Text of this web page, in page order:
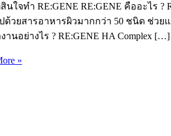
ใจทำ RE:GENE RE:GENE คืออะไร
ด้วยสารอาหารผิวมากกว่า 50 ชนิด ช่
งานอย่างไร ? RE:GENE HA Complex […]
»